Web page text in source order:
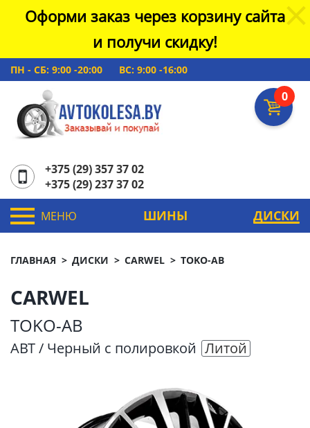
Оформи заказ через корзину сайта
и получи скидку!
ПН - СБ: 9:00 -20:00 ВС: 9:00 -16:00
0
+375 (29) 357 37 02
+375 (29) 237 37 02
МЕНЮ ШИНЫ ДИСКИ
ГЛАВНАЯ ДИСКИ CARWEL TOKO-AB
CARWEL
TOKO-AB
ABT / Черный с полировкой Литой